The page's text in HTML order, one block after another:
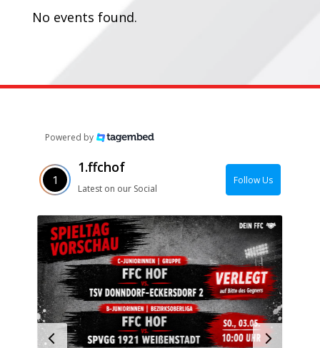
No events found.
Powered by
1.ffchof
Latest on our Social
Follow Us